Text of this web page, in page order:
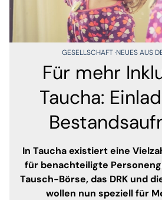
GESELLSCHAFT NEUES AUS
Für mehr
Taucha:
In Taucha existiert eine
für benachteiligte
Tausch-Börse, das DRK und
wollen nun speziell für